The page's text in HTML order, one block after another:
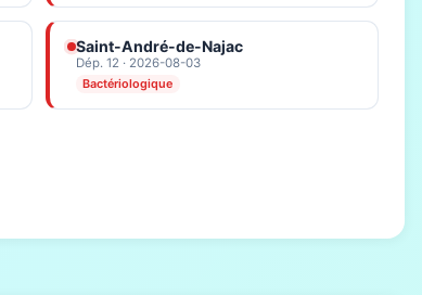
Saint-André-de-Najac
Dép. 12 · 2026-08-03
Bactériologique